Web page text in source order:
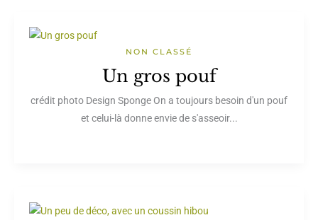
NON CLASSÉ
Un gros pouf
crédit photo Design Sponge On a toujours besoin d'un pouf
et celui-là donne envie de s'asseoir...